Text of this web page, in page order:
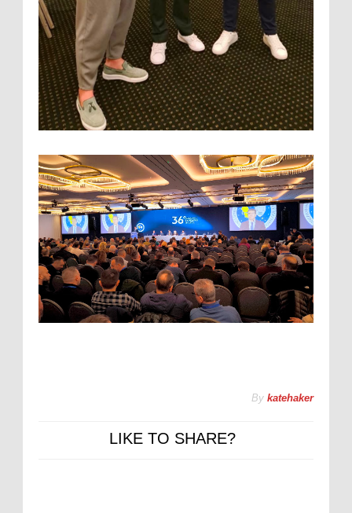
By katehaker
LIKE TO SHARE?